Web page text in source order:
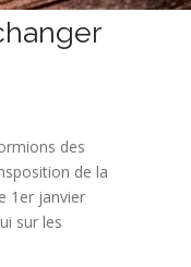
des
de la
1er janvier
sur les